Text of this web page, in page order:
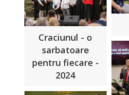
Craciunul - o
sarbatoare
pentru fiecare -
2024